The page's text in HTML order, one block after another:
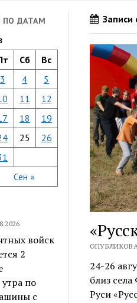
ПО ДАТАМ
Сб Вс
Сен »
3 4
5
11
12
18
19
25
26
войск
2
по
с
Записи
24-26
близ
Руси